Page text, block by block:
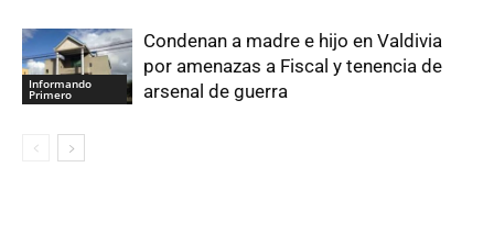
Informando
Primero
Condenan a madre e hijo en Valdivia
por amenazas a Fiscal y tenencia de
arsenal de guerra